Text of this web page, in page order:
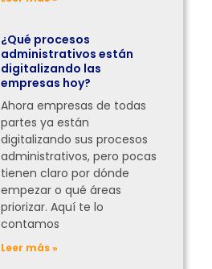
¿Qué procesos
administrativos están
digitalizando las
empresas hoy?
Ahora empresas de todas
partes ya están
digitalizando sus procesos
administrativos, pero pocas
tienen claro por dónde
empezar o qué áreas
priorizar. Aquí te lo
contamos
Leer más »